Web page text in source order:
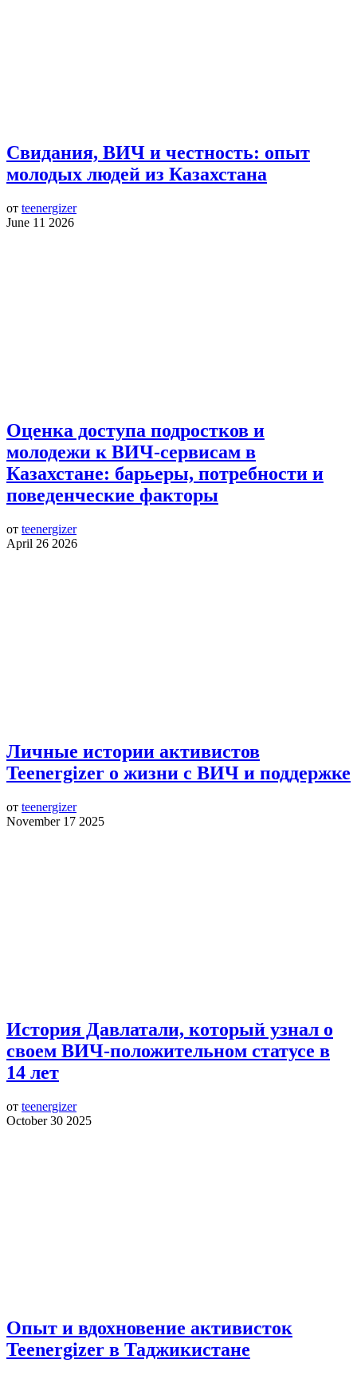
Свидания, ВИЧ и честность: опыт
молодых людей из Казахстана
от teenergizer
June 11 2026
Оценка доступа подростков и
молодежи к ВИЧ-сервисам в
Казахстане: барьеры, потребности и
поведенческие факторы
от teenergizer
April 26 2026
Личные истории активистов
Teenergizer о жизни с ВИЧ и поддержке
от teenergizer
November 17 2025
История Давлатали, который узнал о
своем ВИЧ-положительном статусе в
14 лет
от teenergizer
October 30 2025
Опыт и вдохновение активисток
Teenergizer в Таджикистане